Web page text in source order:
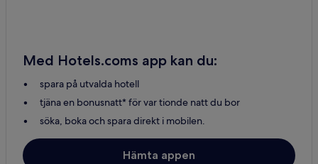
Med Hotels.coms app kan du:
spara på utvalda hotell
tjäna en bonusnatt* för var tionde natt du bor
söka, boka och spara direkt i mobilen.
Hämta appen